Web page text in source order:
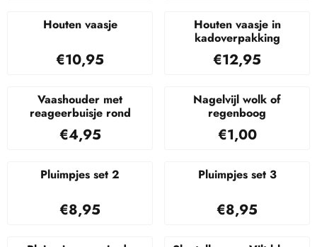
Houten vaasje
Prijs: 10,95
€10,95
Houten vaasje in
kadoverpakking
Prijs: 12,95
€12,95
Vaashouder met
reageerbuisje rond
Prijs: 4,95
€4,95
Nagelvijl wolk of
regenboog
Prijs: 1,00
€1,00
Pluimpjes set 2
Prijs: 8,95
€8,95
Pluimpjes set 3
Prijs: 8,95
€8,95